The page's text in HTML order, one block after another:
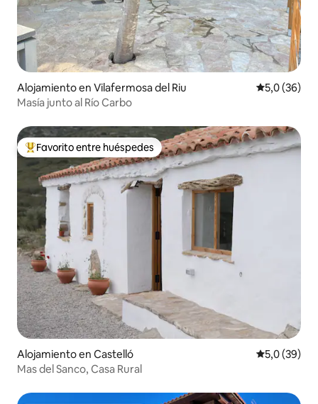
Alojamiento en Vilafermosa del Riu Calificación
5,0 (36)
Masía junto al Río Carbo
Favorito entre los huéspedes más destacados
Favorito entre huéspedes
Alojamiento en Castelló Calificación
5,0 (39)
Mas del Sanco, Casa Rural